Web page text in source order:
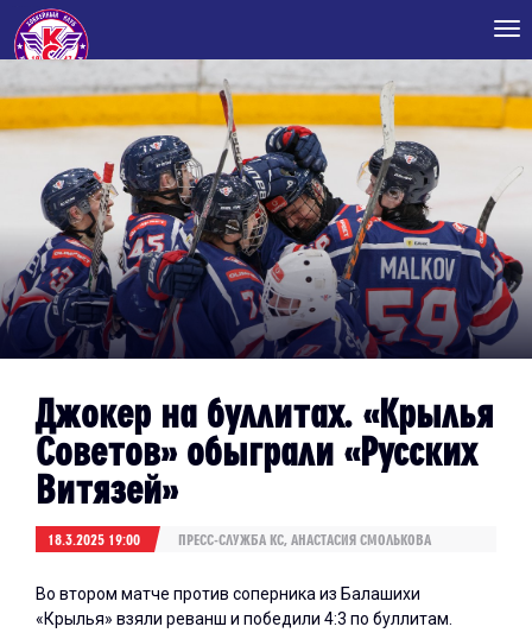
Джокер на буллитах. «Крылья
Советов» обыграли «Русских
Витязей»
18.3.2025 19:00 ПРЕСС-СЛУЖБА КС, АНАСТАСИЯ СМОЛЬКОВА
Во втором матче против соперника из Балашихи
«Крылья» взяли реванш и победили 4:3 по буллитам.